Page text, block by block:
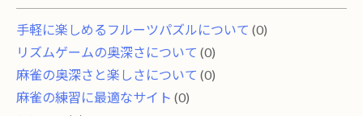
手軽に楽しめるフルーツパズルについて (0)
リズムゲームの奥深さについて (0)
麻雀の奥深さと楽しさについて (0)
麻雀の練習に最適なサイト (0)